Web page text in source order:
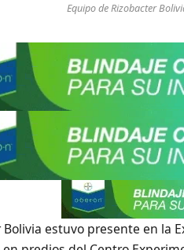
Equipo de Rizobacter
Bolivia estuvo presente en la